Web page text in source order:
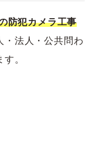
防犯カメラ工事
・法人・公共問わ
。